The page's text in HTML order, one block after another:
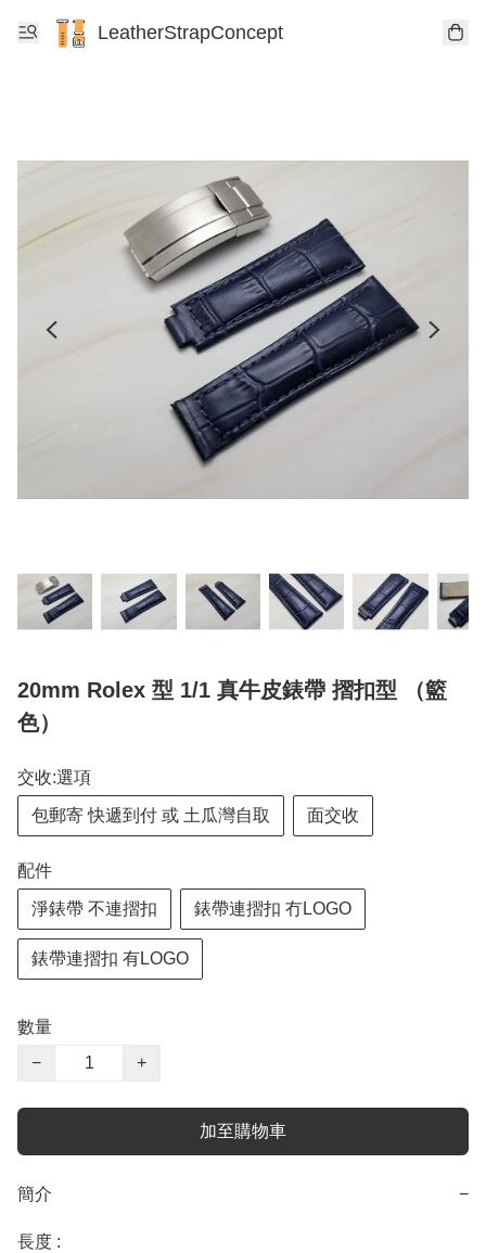
LeatherStrapConcept
20mm Rolex 型 1/1 真牛皮錶帶 摺扣型 （籃
色）
交收:選項
包郵寄 快遞到付 或 土瓜灣自取 面交收
配件
淨錶帶 不連摺扣 錶帶連摺扣 冇LOGO
錶帶連摺扣 有LOGO
數量
−
+
加至購物車
簡介 −
長度 :